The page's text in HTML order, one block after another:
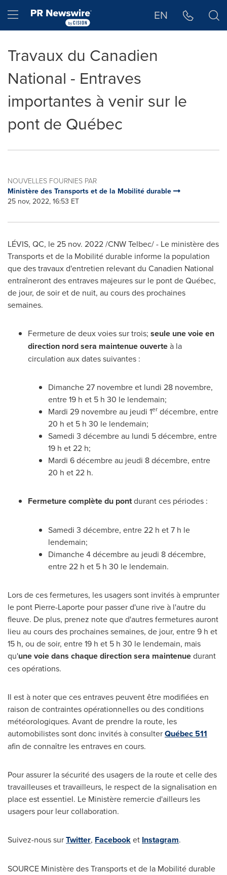
Hamburger menu EN
Travaux du Canadien
National - Entraves
importantes à venir sur le
pont de Québec
NOUVELLES FOURNIES PAR
Ministère des Transports et de la Mobilité durable
25 nov, 2022, 16:53 ET
LÉVIS, QC, le25 nov. 2022/CNW Telbec/ - Le ministère des
Transports et de la Mobilité durable informe la population
que des travaux d'entretien relevant du Canadien National
entraîneront des entraves majeures sur le pont de Québec,
de jour, de soir et de nuit, au cours des prochaines
semaines.
Fermeture de deux voies sur trois; seule une voie en
direction nord sera maintenue ouverteà la
circulation aux dates suivantes :
Dimanche 27 novembre et lundi 28 novembre,
entre 19 h et 5 h 30 le lendemain;
Mardi 29 novembre au jeudi 1er décembre, entre
20 h et 5 h 30 le lendemain;
Samedi 3 décembre au lundi 5 décembre, entre
19 h et 22 h;
Mardi 6 décembre au jeudi 8 décembre, entre
20 h et 22 h.
Fermeturecomplètedu pontdurant ces périodes :
Samedi 3 décembre, entre 22 h et 7 h le
lendemain;
Dimanche 4 décembre au jeudi 8 décembre,
entre 22 h et 5 h 30 le lendemain.
Lors deces fermetures, les usagers sont invités à emprunter
le pont Pierre-Laporte pour passer d'une rive à l'autre du
fleuve. De plus, prenez note que d'autres fermetures auront
lieu au cours des prochaines semaines, de jour, entre 9 h et
15 h, ou de soir, entre 19 h et 5 h 30 le lendemain, mais
qu'une voie dans chaque direction sera maintenuedurant
ces opérations.
Il est à noter que ces entraves peuvent être modifiées en
raison de contraintes opérationnelles ou des conditions
météorologiques. Avant de prendre la route, les
automobilistes sont donc invités à consulterQuébec 511
afin de connaître les entraves en cours.
Pour assurer la sécurité des usagers de la route et celle des
travailleuses et travailleurs, le respect de la signalisation en
place est essentiel. Le Ministère remercie d'ailleurs les
usagers pour leur collaboration.
Suivez-nous surTwitter, Facebooket Instagram.
SOURCE Ministère des Transports et de la Mobilité durable